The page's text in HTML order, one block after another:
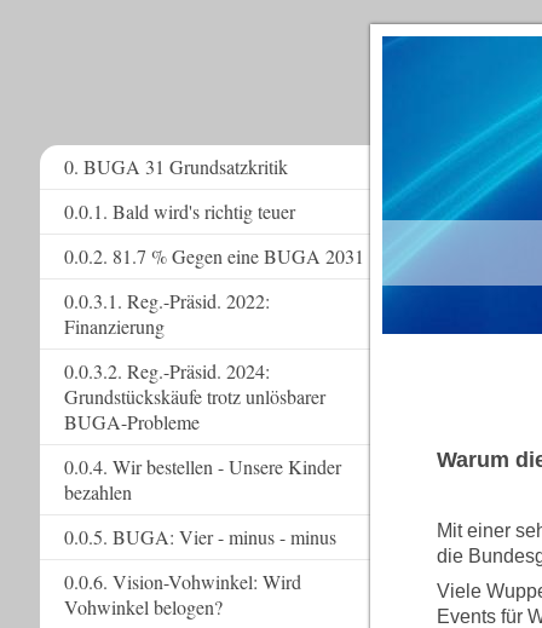
Warum
Mit einer
die
Viele
Events für
0. BUGA 31 Grundsatzkritik
0.0.1. Bald wird's richtig teuer
0.0.2. 81.7 % Gegen eine BUGA 2031
0.0.3.1. Reg.-Präsid. 2022:
Finanzierung
0.0.3.2. Reg.-Präsid. 2024:
Grundstückskäufe trotz unlösbarer
BUGA-Probleme
0.0.4. Wir bestellen - Unsere Kinder
bezahlen
0.0.5. BUGA: Vier - minus - minus
0.0.6. Vision-Vohwinkel: Wird
Vohwinkel belogen?